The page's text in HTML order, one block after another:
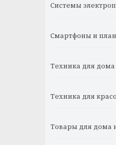
Системы
Смартфоны и
Техника для дома
Техника для
Товары для дома